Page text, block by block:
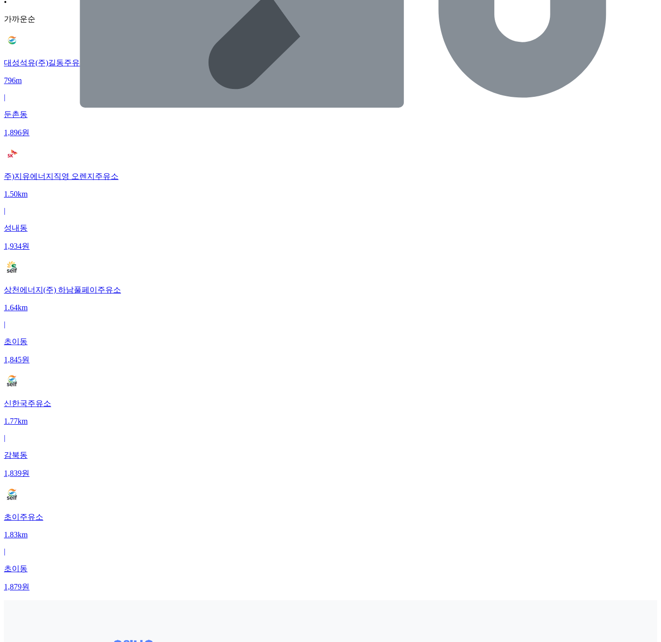
•
가까운순
대성석유(주)길동주유소
796m
|
둔촌동
1,896원
주)지유에너지직영 오렌지주유소
1.50km
|
성내동
1,934원
상천에너지(주) 하남풀페이주유소
1.64km
|
초이동
1,845원
신한국주유소
1.77km
|
감북동
1,839원
초이주유소
1.83km
|
초이동
1,879원